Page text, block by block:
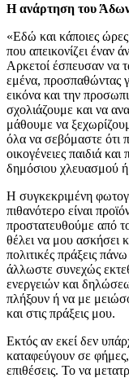
Η ανάρτηση του
«Εδώ και κάποιες
που απεικονίζει έναν
Αρκετοί έσπευσαν να
εμένα, προσπαθώντας
εικόνα και την
σχολιάζουμε και να
μάθουμε να
όλα να σεβόμαστε ότι
οικογένειες παιδιά
δημόσιου χλευασμού ή
Η συγκεκριμένη
πιθανότερο είναι
προστατευθούμε από
θέλει να μου ασκήσει
πολιτικές πράξεις
άλλωστε συνεχώς
ενεργειών και
πλήξουν ή να με
και στις πράξεις μου.
Εκτός αν εκεί δεν
καταφεύγουν σε φήμες,
επιθέσεις. Το να